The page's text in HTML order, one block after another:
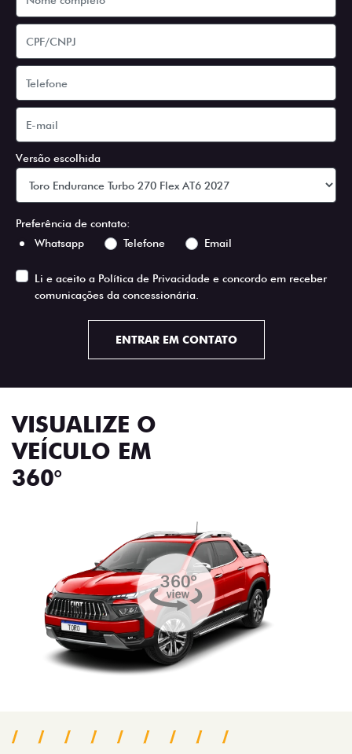
Versão escolhida
Preferência de contato:
Whatsapp
Telefone Email
Li e aceito a Política de Privacidade e concordo em receber
comunicações da concessionária.
ENTRAR EM CONTATO
VISUALIZE O
VEÍCULO EM
360°